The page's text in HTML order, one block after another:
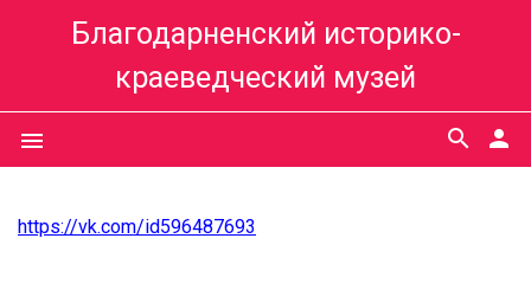
Благодарненский историко-
краеведческий музей
menu person
search
https://vk.com/id596487693